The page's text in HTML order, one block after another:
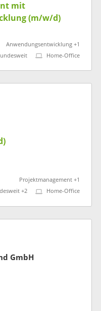
mit
(m/w/d)
Anwendungsentwicklung +1
Home-Office
Projektmanagement +1
+2
Home-Office
GmbH